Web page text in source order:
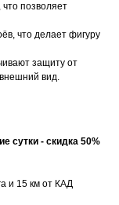
позволяет
что делает фигуру
защиту от
вид.
сутки - скидка 50%
и 15 км от КАД